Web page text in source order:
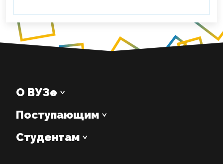
О ВУЗе
Поступающим
Студентам